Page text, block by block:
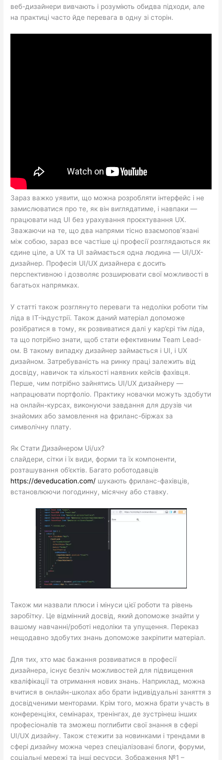
веб-дизайнери вивчають і розуміють обидва підходи, але
на практиці часто йде перевага в одну зі сторін.
Зараз важко уявити, що можна розробляти інтерфейс і не
замислюватися про те, як він виглядатиме, і навпаки —
працювати над UI без урахування проєктування UX.
Зважаючи на те, що два напрями тісно взаємопов’язані
між собою, зараз все частіше ці професії розглядаються як
єдине ціле, а UX та UI займається одна людина — UI/UX-
дизайнер. Професія UI/UX дизайнера є досить
перспективною і дозволяє розширювати свої можливості в
багатьох напрямках.
У статті також розглянуто переваги та недоліки роботи тім
ліда в IT-індустрії. Також даний матеріал допоможе
розібратися в тому, як розвиватися далі у кар’єрі тім ліда,
та що потрібно знати, щоб стати ефективним Team Lead-
ом. В такому випадку дизайнер займається і UI, і UX
дизайном. Затребуваність на ринку праці залежить від
досвіду, навичок та кількості наявних кейсів фахівця.
Перше, чим потрібно зайнятись UI/UX дизайнеру —
напрацювати портфоліо. Практику новачки можуть здобути
на онлайн-курсах, виконуючи завдання для друзів чи
знайомих або замовлення на фриланс-біржах за
символічну плату.
Як Стати Дизайнером Ui/ux?
слайдери, сітки і їх види, форми та їх компоненти,
розташування об’єктів. Багато роботодавців
https://deveducation.com/ шукають фриланс-фахівців,
встановлюючи погодинну, місячну або ставку.
Також ми назвали плюси і мінуси цієї роботи та рівень
заробітку. Це відмінний досвід, який допоможе знайти у
вашому навчанні/роботі недоліки та упущення. Переказ
нещодавно здобутих знань допоможе закріпити матеріал.
Для тих, хто має бажання розвиватися в професії
дизайнера, існує безліч можливостей для підвищення
кваліфікації та отримання нових знань. Наприклад, можна
вчитися в онлайн-школах або брати індивідуальні заняття з
досвідченими менторами. Крім того, можна брати участь в
конференціях, семінарах, тренінгах, де зустрінеш інших
професіоналів та зможеш поглибити свої знання в сфері
UI/UX дизайну. Також стежити за новинками і трендами в
сфері дизайну можна через спеціалізовані блоги, форуми,
соціальні мережі та інші ресурси. Зображення №1 –